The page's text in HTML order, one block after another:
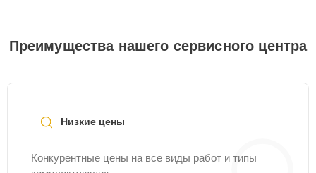
Преимущества нашего сервисного центра
Низкие цены
Конкурентные цены на все виды работ и типы